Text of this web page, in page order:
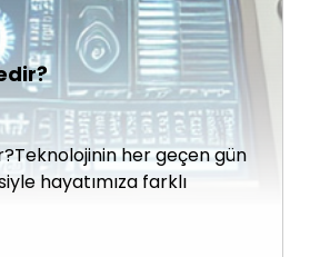
her geçen gün
hayatımıza farklı